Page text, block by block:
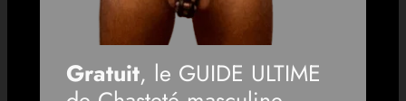
Gratuit, le GUIDE ULTIME